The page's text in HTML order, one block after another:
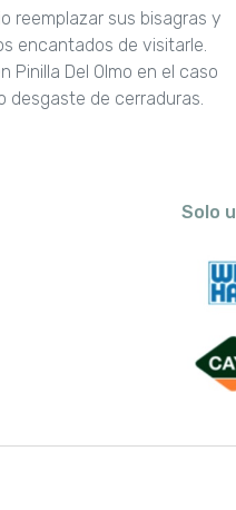
reemplazar sus bisagras y
encantados de visitarle.
Pinilla Del Olmo en el caso
desgaste de cerraduras.
Solo